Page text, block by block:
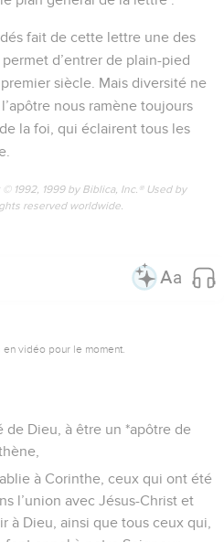
fait de cette lettre une des
d’entrer de plain-pied
siècle. Mais diversité ne
nous ramène toujours
la foi, qui éclairent tous les
1992, 1999 by Biblica, Inc.® Used by
reserved worldwide.
vidéo pour le moment.
de Dieu, à être un *apôtre de
à Corinthe, ceux qui ont été
l’union avec Jésus-Christ et
à Dieu, ainsi que tous ceux qui,